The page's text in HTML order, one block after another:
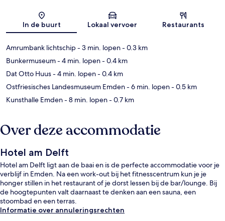
Kaart
In de buurt Lokaal vervoer Restaurants
Amrumbank lichtschip- 3 min. lopen- 0.3 km
Bunkermuseum- 4 min. lopen- 0.4 km
Dat Otto Huus- 4 min. lopen- 0.4 km
Ostfriesisches Landesmuseum Emden- 6 min. lopen- 0.5 km
Kunsthalle Emden- 8 min. lopen- 0.7 km
Over deze accommodatie
Hotel am Delft
Hotel am Delft ligt aan de baai en is de perfecte accommodatie voor je
verblijf in Emden. Na een work-out bij het fitnesscentrum kun je je
honger stillen in het restaurant of je dorst lessen bij de bar/lounge. Bij
de hoogtepunten valt daarnaast te denken aan een sauna, een
stoombad en een terras.
Informatie over annuleringsrechten